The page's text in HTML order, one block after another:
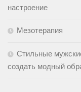
настроение
Мезотерапия
Стильные
создать модный